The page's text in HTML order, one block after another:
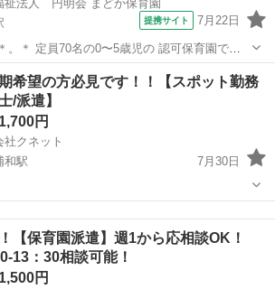
祉法人 円明会 まどか保育園
提携サイト 7月22日
保育園です
大宮駅 保育士
希望の方必見です！！【スポット勤務
/派遣】
円
社クネット
和駅
7月30日
務可能な方優先 ・当社で勤
務 ・ご依頼いただいた法人様の有給等の代替
【保育園派遣】週1から応相談OK！
13：30相談可能！
円